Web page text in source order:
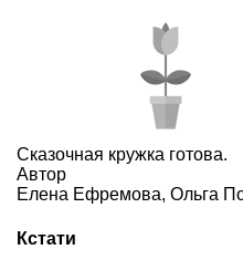
Сказочная кружка готова.
Автор
Елена Ефремова, Ольга
Кстати